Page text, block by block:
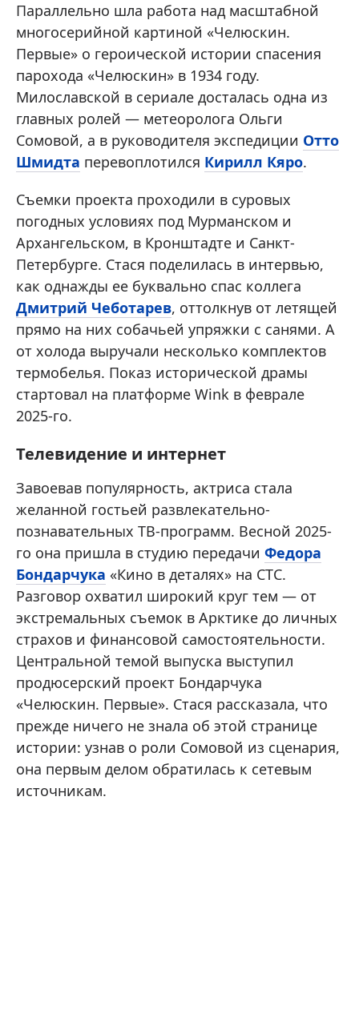
Параллельно шла работа над масштабной
многосерийной картиной «Челюскин.
Первые» о героической истории спасения
парохода «Челюскин» в 1934 году.
Милославской в сериале досталась одна из
главных ролей — метеоролога Ольги
Сомовой, а в руководителя экспедиции Отто
Шмидта перевоплотился Кирилл Кяро.
Съемки проекта проходили в суровых
погодных условиях под Мурманском и
Архангельском, в Кронштадте и Санкт-
Петербурге. Стася поделилась в интервью,
как однажды ее буквально спас коллега
Дмитрий Чеботарев, оттолкнув от летящей
прямо на них собачьей упряжки с санями. А
от холода выручали несколько комплектов
термобелья. Показ исторической драмы
стартовал на платформе Wink в феврале
2025-го.
Телевидение и интернет
Завоевав популярность, актриса стала
желанной гостьей развлекательно-
познавательных ТВ-программ. Весной 2025-
го она пришла в студию передачи Федора
Бондарчука «Кино в деталях» на СТС.
Разговор охватил широкий круг тем — от
экстремальных съемок в Арктике до личных
страхов и финансовой самостоятельности.
Центральной темой выпуска выступил
продюсерский проект Бондарчука
«Челюскин. Первые». Стася рассказала, что
прежде ничего не знала об этой странице
истории: узнав о роли Сомовой из сценария,
она первым делом обратилась к сетевым
источникам.